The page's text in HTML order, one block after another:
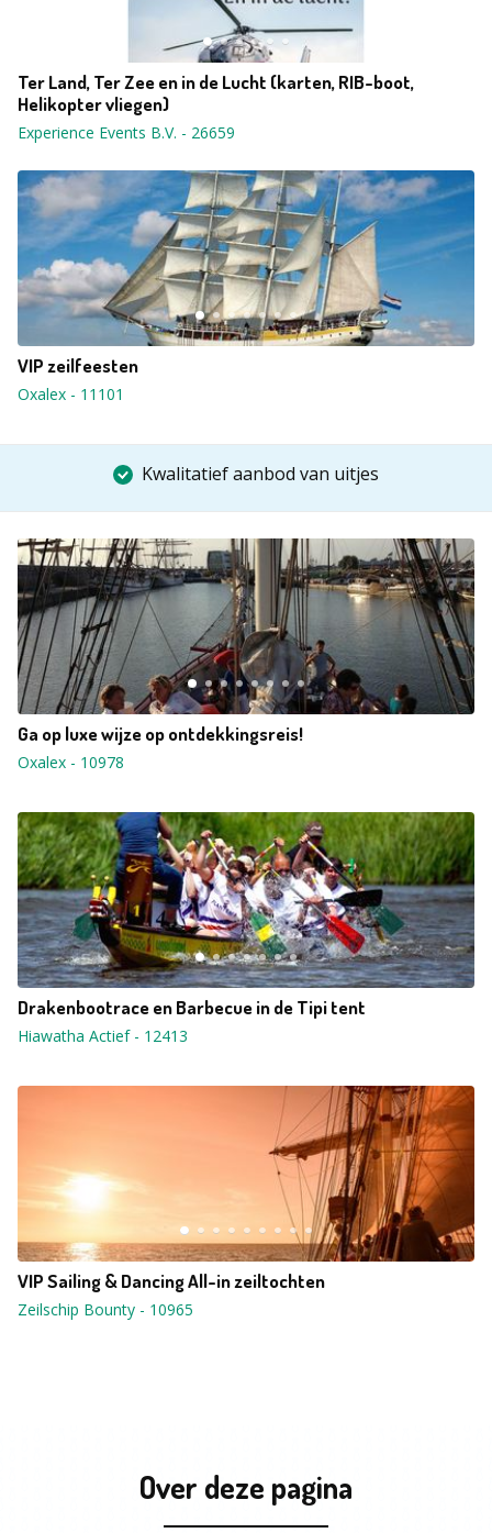
Ter Land, Ter Zee en in de Lucht (karten, RIB-boot,
Helikopter vliegen)
Experience Events B.V. - 26659
VIP zeilfeesten
Oxalex - 11101
Kwalitatief aanbod van uitjes
Ga op luxe wijze op ontdekkingsreis!
Oxalex - 10978
Drakenbootrace en Barbecue in de Tipi tent
Hiawatha Actief- 12413
VIP Sailing & Dancing All-in zeiltochten
Zeilschip Bounty - 10965
Over deze pagina